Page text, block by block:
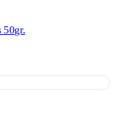
50gr.